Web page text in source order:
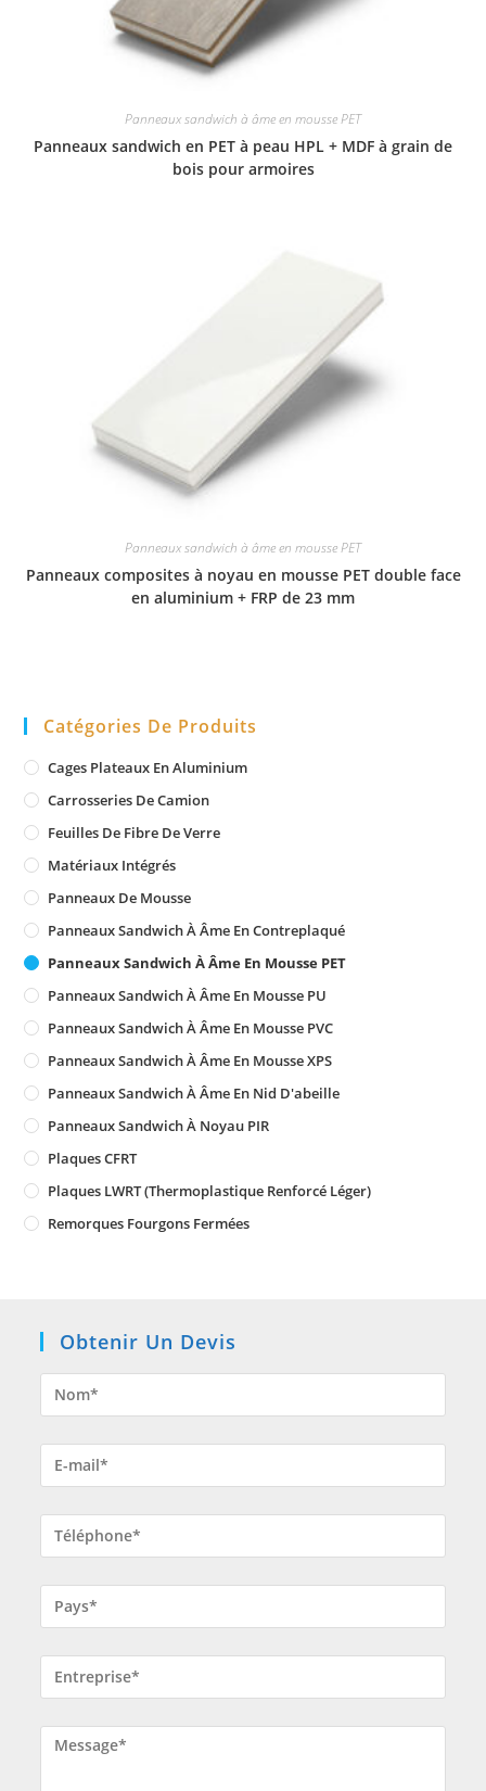
Panneaux sandwich à âme en mousse PET
Panneaux sandwich en PET à peau HPL + MDF à grain de
bois pour armoires
Panneaux sandwich à âme en mousse PET
Panneaux composites à noyau en mousse PET double face
en aluminium + FRP de 23 mm
Catégories De Produits
Cages Plateaux En Aluminium
Carrosseries De Camion
Feuilles De Fibre De Verre
Matériaux Intégrés
Panneaux De Mousse
Panneaux Sandwich À Âme En Contreplaqué
Panneaux Sandwich À Âme En Mousse PET
Panneaux Sandwich À Âme En Mousse PU
Panneaux Sandwich À Âme En Mousse PVC
Panneaux Sandwich À Âme En Mousse XPS
Panneaux Sandwich À Âme En Nid D'abeille
Panneaux Sandwich À Noyau PIR
Plaques CFRT
Plaques LWRT (Thermoplastique Renforcé Léger)
Remorques Fourgons Fermées
Obtenir Un Devis